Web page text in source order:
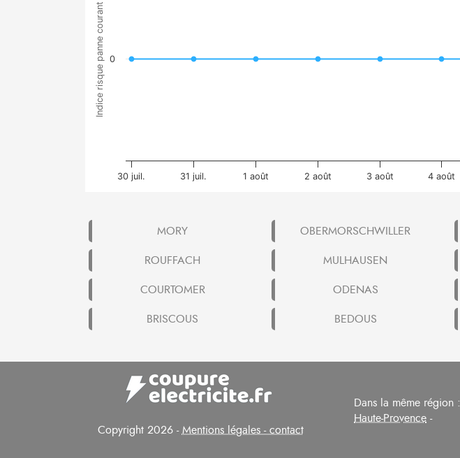
Indice risque panne courant
30 juil. 31 juil. 1 août 2 août 3 août 4 août
0
MORY OBERMORSCHWILLER
ROUFFACH
MULHAUSEN
COURTOMER
ODENAS
BRISCOUS
BEDOUS
Copyright 2026 -Mentions légales - contact
Dans la même région :
Haute-Provence -